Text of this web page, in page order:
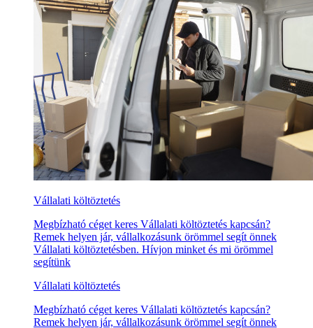
Vállalati költöztetés
Megbízható céget keres Vállalati költöztetés kapcsán?
Remek helyen jár, vállalkozásunk örömmel segít önnek
Vállalati költöztetésben. Hívjon minket és mi örömmel
segítünk
Vállalati költöztetés
Megbízható céget keres Vállalati költöztetés kapcsán?
Remek helyen jár, vállalkozásunk örömmel segít önnek